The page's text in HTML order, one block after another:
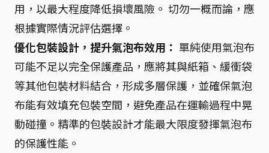
用，以最大程度降低損壞風險。 切勿一概而論，應
根據實際情況評估選擇。
優化包裝設計，提升氣泡布效用： 單純使用氣泡布
可能不足以完全保護產品，應將其與紙箱、緩衝袋
等其他包裝材料結合，形成多層保護，並確保氣泡
布能有效填充包裝空間，避免產品在運輸過程中晃
動碰撞。精準的包裝設計才能最大限度發揮氣泡布
的保護性能。